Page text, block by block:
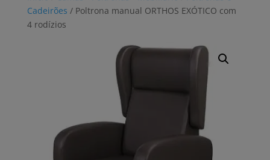
Cadeirões / Poltrona manual ORTHOS EXÓTICO com
4 rodízios